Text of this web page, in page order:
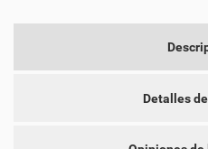
Detalles
CREAR LISTA DE
NOMBRE DE LA LISTA DE